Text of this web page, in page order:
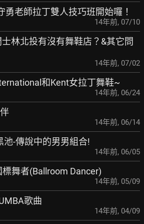
勇老師拉丁雙人技巧班開始囉！
14年前, 07/10
士林北投有沒有舞鞋店？&其它問
14年前, 07/02
和Kent女拉丁舞鞋~
14年前, 06/24
14年前, 06/14
池-傳說中的男男組合!
14年前, 06/05
標舞者(Ballroom Dancer)
14年前, 05/09
歌曲
14年前, 04/09